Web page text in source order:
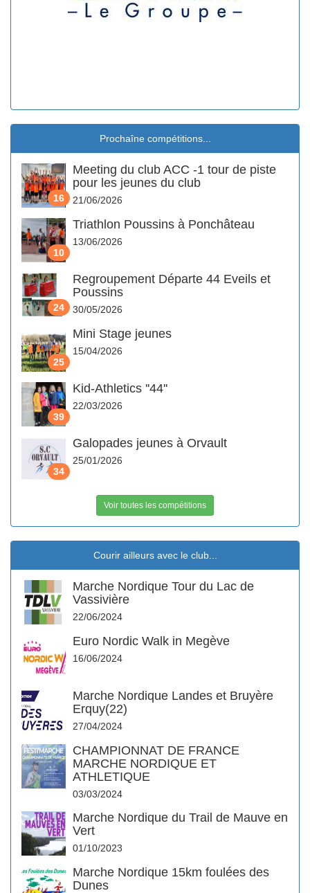
Prochaîne compétitions...
16
Meeting du club ACC -1 tour de piste
pour les jeunes du club
21/06/2026
10
Triathlon Poussins à Ponchâteau
13/06/2026
24
Regroupement Départe 44 Eveils et
Poussins
30/05/2026
25
Mini Stage jeunes
15/04/2026
39
Kid-Athletics ''44''
22/03/2026
34
Galopades jeunes à Orvault
25/01/2026
Voir toutes les compétitions
Courir ailleurs avec le club...
Marche Nordique Tour du Lac de
Vassivière
22/06/2024
Euro Nordic Walk in Megève
16/06/2024
Marche Nordique Landes et Bruyère
Erquy(22)
27/04/2024
CHAMPIONNAT DE FRANCE
MARCHE NORDIQUE ET
ATHLETIQUE
03/03/2024
Marche Nordique du Trail de Mauve en
Vert
01/10/2023
Marche Nordique 15km foulées des
Dunes